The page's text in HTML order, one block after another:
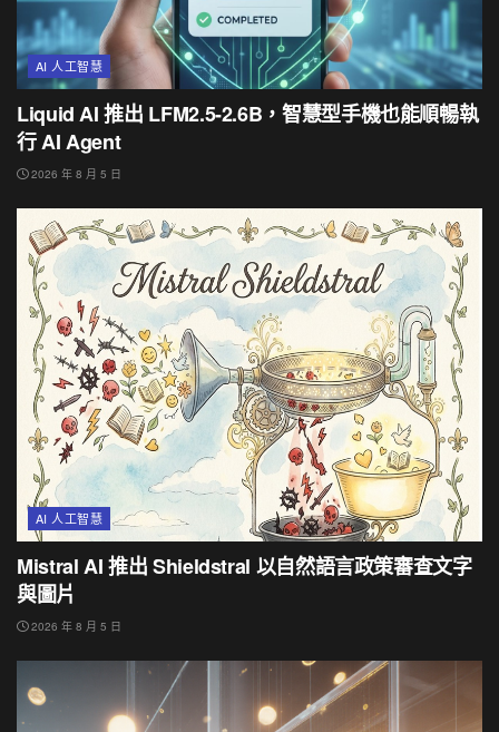
AI 人工智慧
Liquid AI 推出 LFM2.5-2.6B，智慧型手機也能順暢執
行 AI Agent
2026 年 8 月 5 日
AI 人工智慧
Mistral AI 推出 Shieldstral 以自然語言政策審查文字
與圖片
2026 年 8 月 5 日